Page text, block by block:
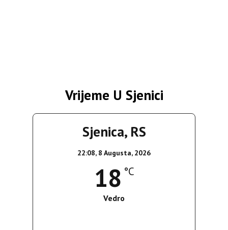
Vrijeme U Sjenici
Sjenica, RS
22:08, 8 Augusta, 2026
18 °C
Vedro